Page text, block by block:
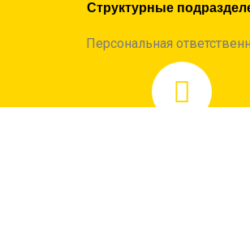
Структурные
Персональная